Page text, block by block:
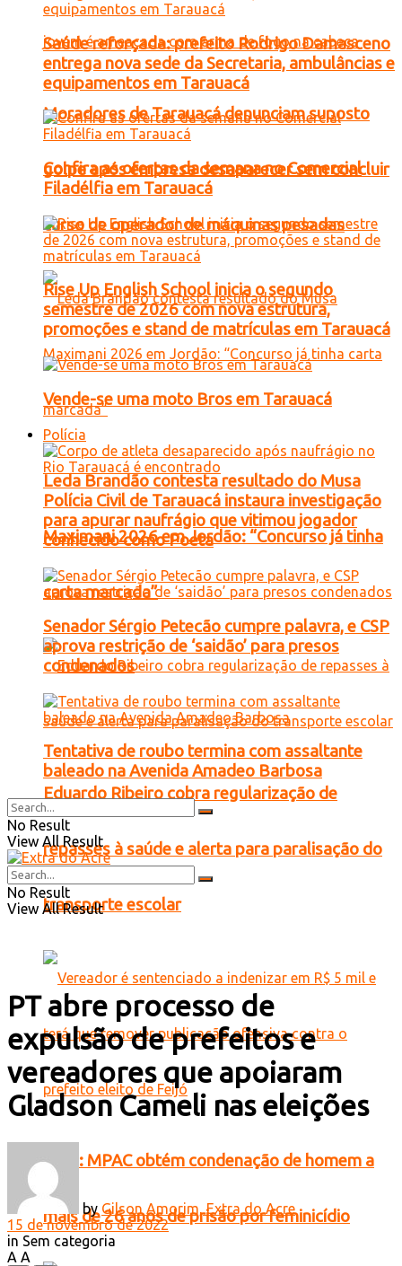
Moradores de Tarauacá denunciam suposto
golpe após empresa desaparecer sem concluir
curso de operador de máquinas pesadas
Leda Brandão contesta resultado do Musa
Maximani 2026 em Jordão: “Concurso já tinha
carta marcada”
Eduardo Ribeiro cobra regularização de
repasses à saúde e alerta para paralisação do
transporte escolar
Feijó: MPAC obtém condenação de homem a
mais de 26 anos de prisão por feminicídio
Saúde reforçada: prefeito Rodrigo Damasceno
entrega nova sede da Secretaria, ambulâncias e
equipamentos em Tarauacá
Confira as ofertas da semana no Comercial
Filadélfia em Tarauacá
Rise Up English School inicia o segundo
semestre de 2026 com nova estrutura,
promoções e stand de matrículas em Tarauacá
Vende-se uma moto Bros em Tarauacá
Polícia
Polícia Civil de Tarauacá instaura investigação
para apurar naufrágio que vitimou jogador
conhecido como Poeta
Senador Sérgio Petecão cumpre palavra, e CSP
aprova restrição de ‘saidão’ para presos
condenados
Tentativa de roubo termina com assaltante
baleado na Avenida Amadeo Barbosa
No Result
View All Result
No Result
View All Result
PT abre processo de
expulsão de prefeitos e
vereadores que apoiaram
Gladson Cameli nas eleições
by Gilson Amorim, Extra do Acre
15 de novembro de 2022
in Sem categoria
A A